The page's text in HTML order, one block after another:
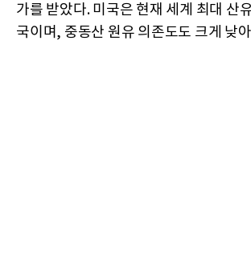
가를 받았다. 미국은 현재 세계 최대 산
국이며, 중동산 원유 의존도도 크게 낮